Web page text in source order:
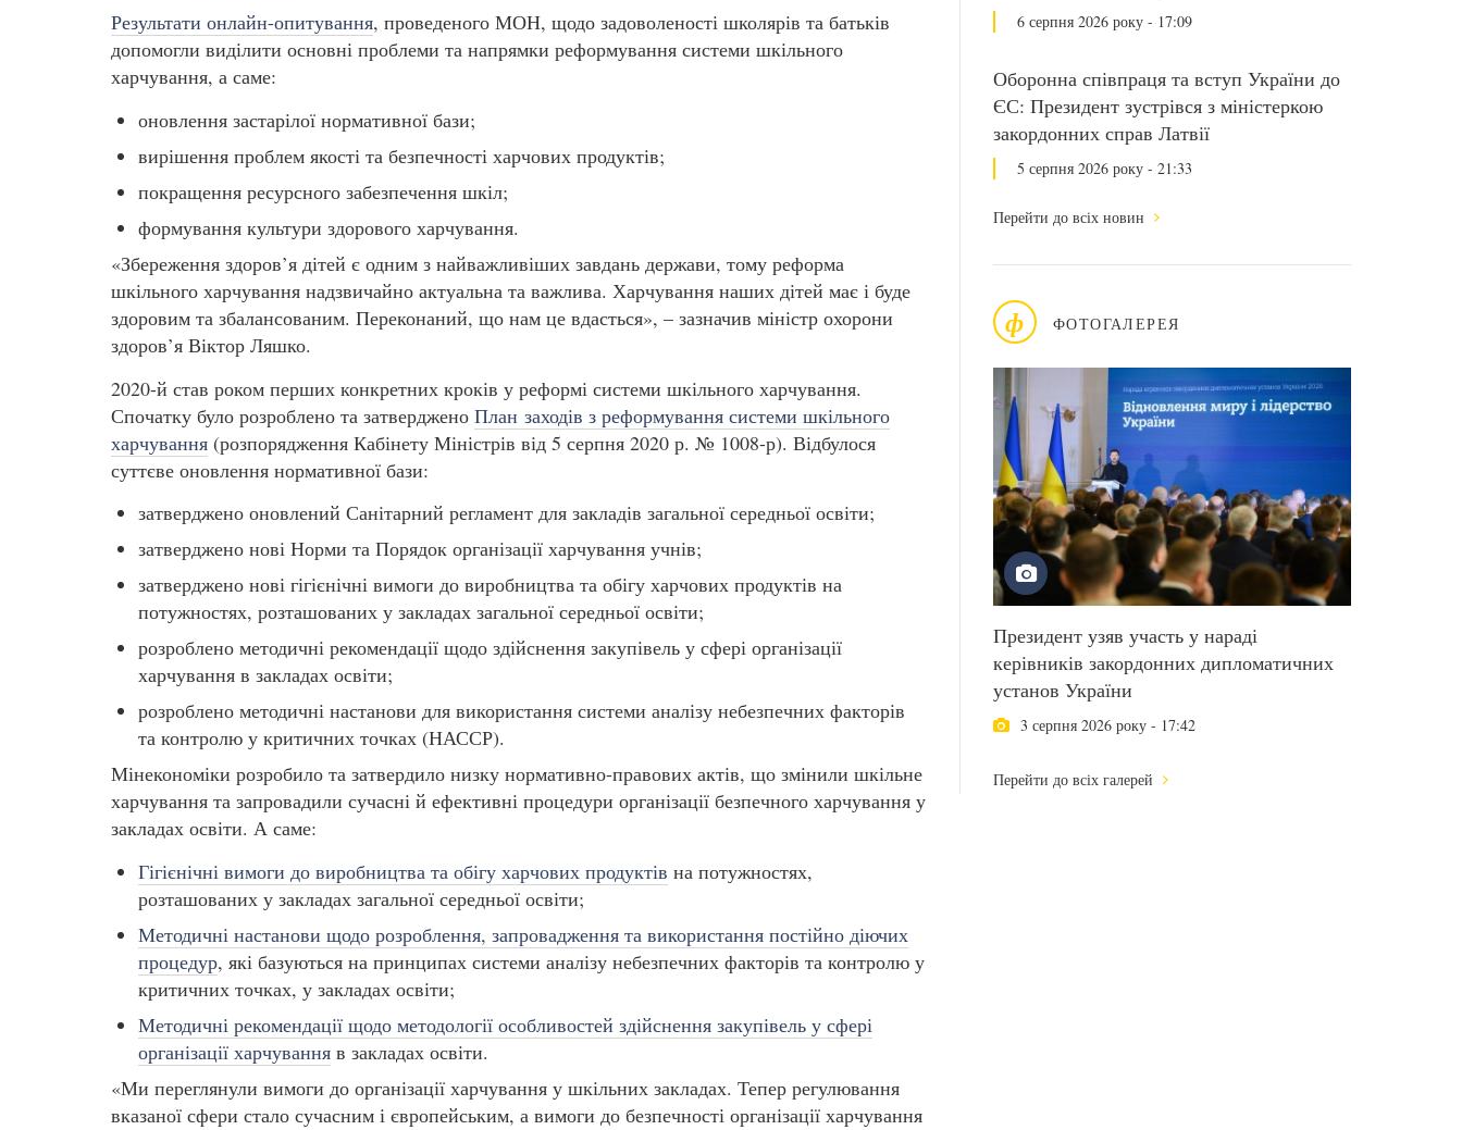
6 серпня 2026 року - 17:09
Оборонна співпраця та вступ України до
ЄС: Президент зустрівся з міністеркою
закордонних справ Латвії
5 серпня 2026 року - 21:33
Перейти до всіх новин
ф ФОТОГАЛЕРЕЯ
Президент узяв участь у нараді
керівників закордонних дипломатичних
установ України
3 серпня 2026 року - 17:42
Перейти до всіх галерей
Результати онлайн-опитування, проведеного МОН, щодо задоволеності школярів та батьків
допомогли виділити основні проблеми та напрямки реформування системи шкільного
харчування, а саме:
оновлення застарілої нормативної бази;
вирішення проблем якості та безпечності харчових продуктів;
покращення ресурсного забезпечення шкіл;
формування культури здорового харчування.
«Збереження здоров’я дітей є одним з найважливіших завдань держави, тому реформа
шкільного харчування надзвичайно актуальна та важлива. Харчування наших дітей має і буде
здоровим та збалансованим. Переконаний, що нам це вдасться», – зазначив міністр охорони
здоров’я Віктор Ляшко.
2020-й став роком перших конкретних кроків у реформі системи шкільного харчування.
Спочатку було розроблено та затверджено План заходів з реформування системи шкільного
харчування (розпорядження Кабінету Міністрів від 5 серпня 2020 р. № 1008-р). Відбулося
суттєве оновлення нормативної бази:
затверджено оновлений Санітарний регламент для закладів загальної середньої освіти;
затверджено нові Норми та Порядок організації харчування учнів;
затверджено нові гігієнічні вимоги до виробництва та обігу харчових продуктів на
потужностях, розташованих у закладах загальної середньої освіти;
розроблено методичні рекомендації щодо здійснення закупівель у сфері організації
харчування в закладах освіти;
розроблено методичні настанови для використання системи аналізу небезпечних факторів
та контролю у критичних точках (НАССР).
Мінекономіки розробило та затвердило низку нормативно-правових актів, що змінили шкільне
харчування та запровадили сучасні й ефективні процедури організації безпечного харчування у
закладах освіти. А саме:
Гігієнічні вимоги до виробництва та обігу харчових продуктів на потужностях,
розташованих у закладах загальної середньої освіти;
Методичні настанови щодо розроблення, запровадження та використання постійно діючих
процедур, які базуються на принципах системи аналізу небезпечних факторів та контролю у
критичних точках, у закладах освіти;
Методичні рекомендації щодо методології особливостей здійснення закупівель у сфері
організації харчування в закладах освіти.
«Ми переглянули вимоги до організації харчування у шкільних закладах. Тепер регулювання
вказаної сфери стало сучасним і європейським, а вимоги до безпечності організації харчування